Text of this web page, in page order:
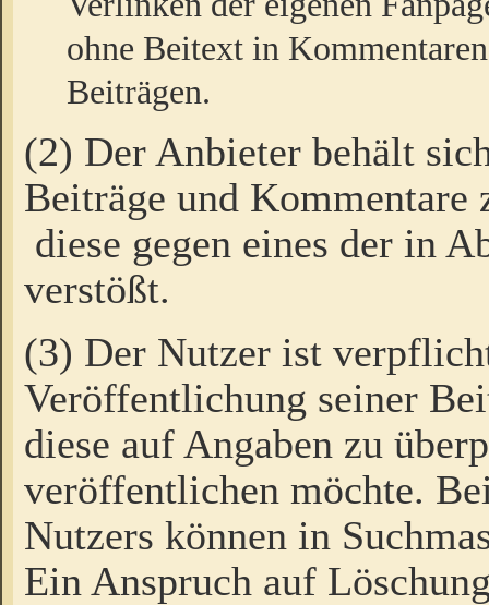
ohne Beitext in
Beiträgen.
(2) Der Anbieter behält
Beiträge und Kommentare
diese gegen eines der in
verstößt.
(3) Der Nutzer ist
Veröffentlichung seiner
diese auf Angaben zu
veröffentlichen möchte.
Nutzers können in
Ein Anspruch auf